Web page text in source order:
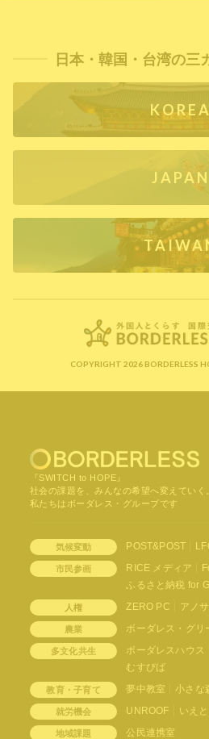
日本・韓国・台湾の三
JAPAN
COPYRIGHT 2026 BORDERLESS
『SWITCH to HOPE』
社会の課題を、みんなの希望へ変えていく
私たちはボーダレス・グループです
気候変動 POST&POST
市民参画 RICE メディア
ふるさと納税 for
人権 ZERO PC アノ
農業 ボーダレス・グリ
多文化共生 ボーダレスハウス
むすびば
教育・子育て 夢中教室 小さな
就労機会 UNROOF いえ
地域課題 公民連携室